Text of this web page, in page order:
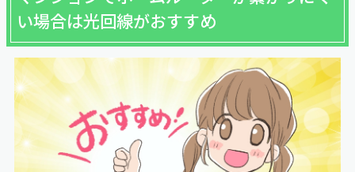
い場合は光回線がおすすめ